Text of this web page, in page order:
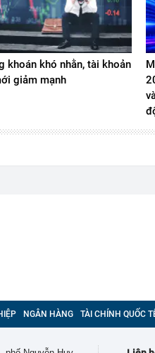
khoán khó nhằn, tài khoản
giảm mạnh
NGÂN HÀNG TÀI CHÍNH QUỐC